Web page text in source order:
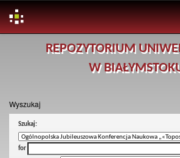
REPOZYTORIUM
W
Wyszukaj
Szukaj:
for